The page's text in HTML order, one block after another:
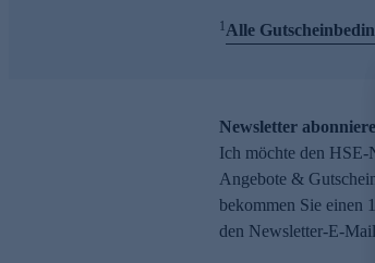
1Alle
Newsletter
Ich möchte den HSE-
Angebote &
bekommen Sie einen
den Newsletter-E-